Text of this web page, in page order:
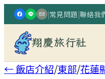
|常見問題|聯絡我
翔慶旅行社
← 飯店介紹/東部/花蓮